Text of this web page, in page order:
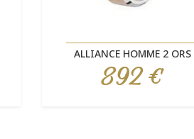
Aperçu rapide
ALLIANCE HOMME 2 ORS
Prix
892 €